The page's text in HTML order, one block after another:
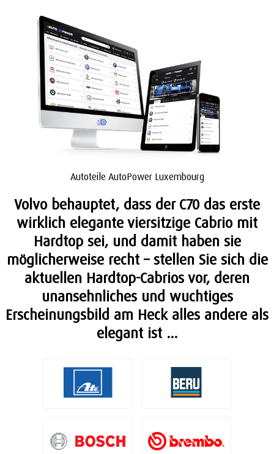
Autoteile AutoPower Luxembourg
Volvo behauptet, dass der C70 das erste
wirklich elegante viersitzige Cabrio mit
Hardtop sei, und damit haben sie
möglicherweise recht – stellen Sie sich die
aktuellen Hardtop-Cabrios vor, deren
unansehnliches und wuchtiges
Erscheinungsbild am Heck alles andere als
elegant ist …